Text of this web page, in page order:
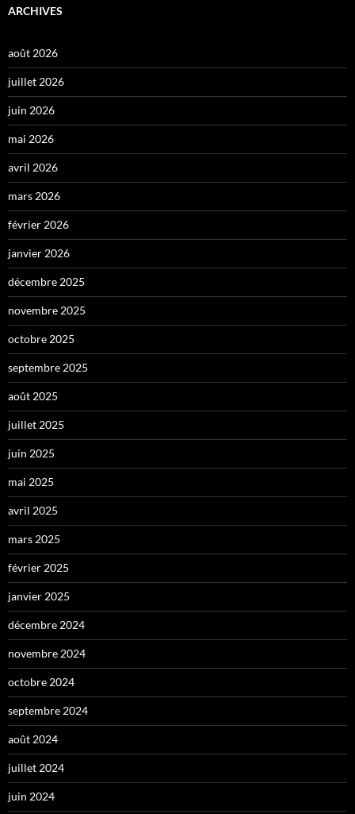
ARCHIVES
août 2026
juillet 2026
juin 2026
mai 2026
avril 2026
mars 2026
février 2026
janvier 2026
décembre 2025
novembre 2025
octobre 2025
septembre 2025
août 2025
juillet 2025
juin 2025
mai 2025
avril 2025
mars 2025
février 2025
janvier 2025
décembre 2024
novembre 2024
octobre 2024
septembre 2024
août 2024
juillet 2024
juin 2024